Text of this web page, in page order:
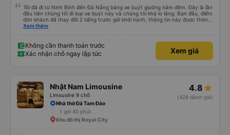
Tôi đã đi từ Ninh Bình đến Đà Nẵng bằng xe buýt giường nằm đêm. Đây là lần
đầu tiên chúng tôi đi loại xe buýt này và chúng tôi khá lo lắng. Ban đầu, điểm
đón khách đã thay đổi 2 tiếng trước giờ khởi hành, thông tin này được thông
báo qua email. Chúng tôi đến đúng địa điểm lúc 9 giờ nhưng xe buýt không
phút. Khi xe buýt đến, tài xế đã đến tận nơi giúp đỡ chúng tôi và nhân viên
chăm sóc khách hàng cũng đã xác nhận qua email. Xe buýt sạch sẽ và
giường ngủ thoải mái. Tài xế rất tốt bụng và chu đáo vì biết chúng tôi là
Xem thêm
Không cần thanh toán trước
Xác nhận chỗ ngay lập tức
Xem giá
Nhật Nam Limousine
Limousine 9 chỗ
4.8
(428 đánh giá)
Nhà thờ Đá Tam Đảo
1 giờ 40 phút
Khu đô thị Royal City